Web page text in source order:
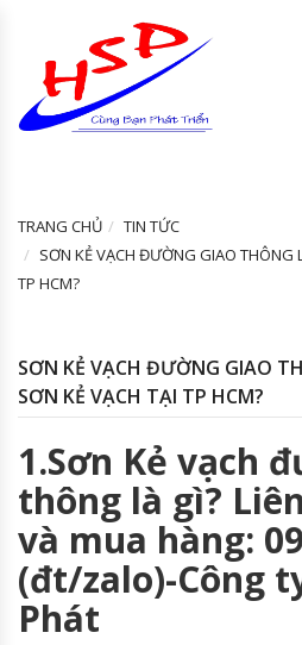
TRANG CHỦ
TIN TỨC
SƠN KẺ VẠCH ĐƯỜNG GIAO THÔNG
TP HCM?
SƠN KẺ VẠCH ĐƯỜNG GIAO
SƠN KẺ VẠCH TẠI TP HCM?
1.Sơn Kẻ vạch
thông là gì?
và mua hàng:
(đt/zalo)-Công
Phát